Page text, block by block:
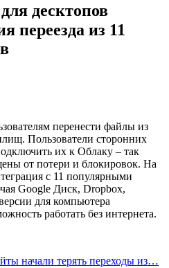
десктопов
переезда из 11
перенести файлы из
Пользователи сторонних
их к Облаку – так
от потери и блокировок. На
с 11 популярными
Google Диск, Dropbox,
для компьютера
работать без интернета.
начали терять переходы из…